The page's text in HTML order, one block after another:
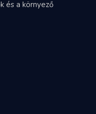
és a környező